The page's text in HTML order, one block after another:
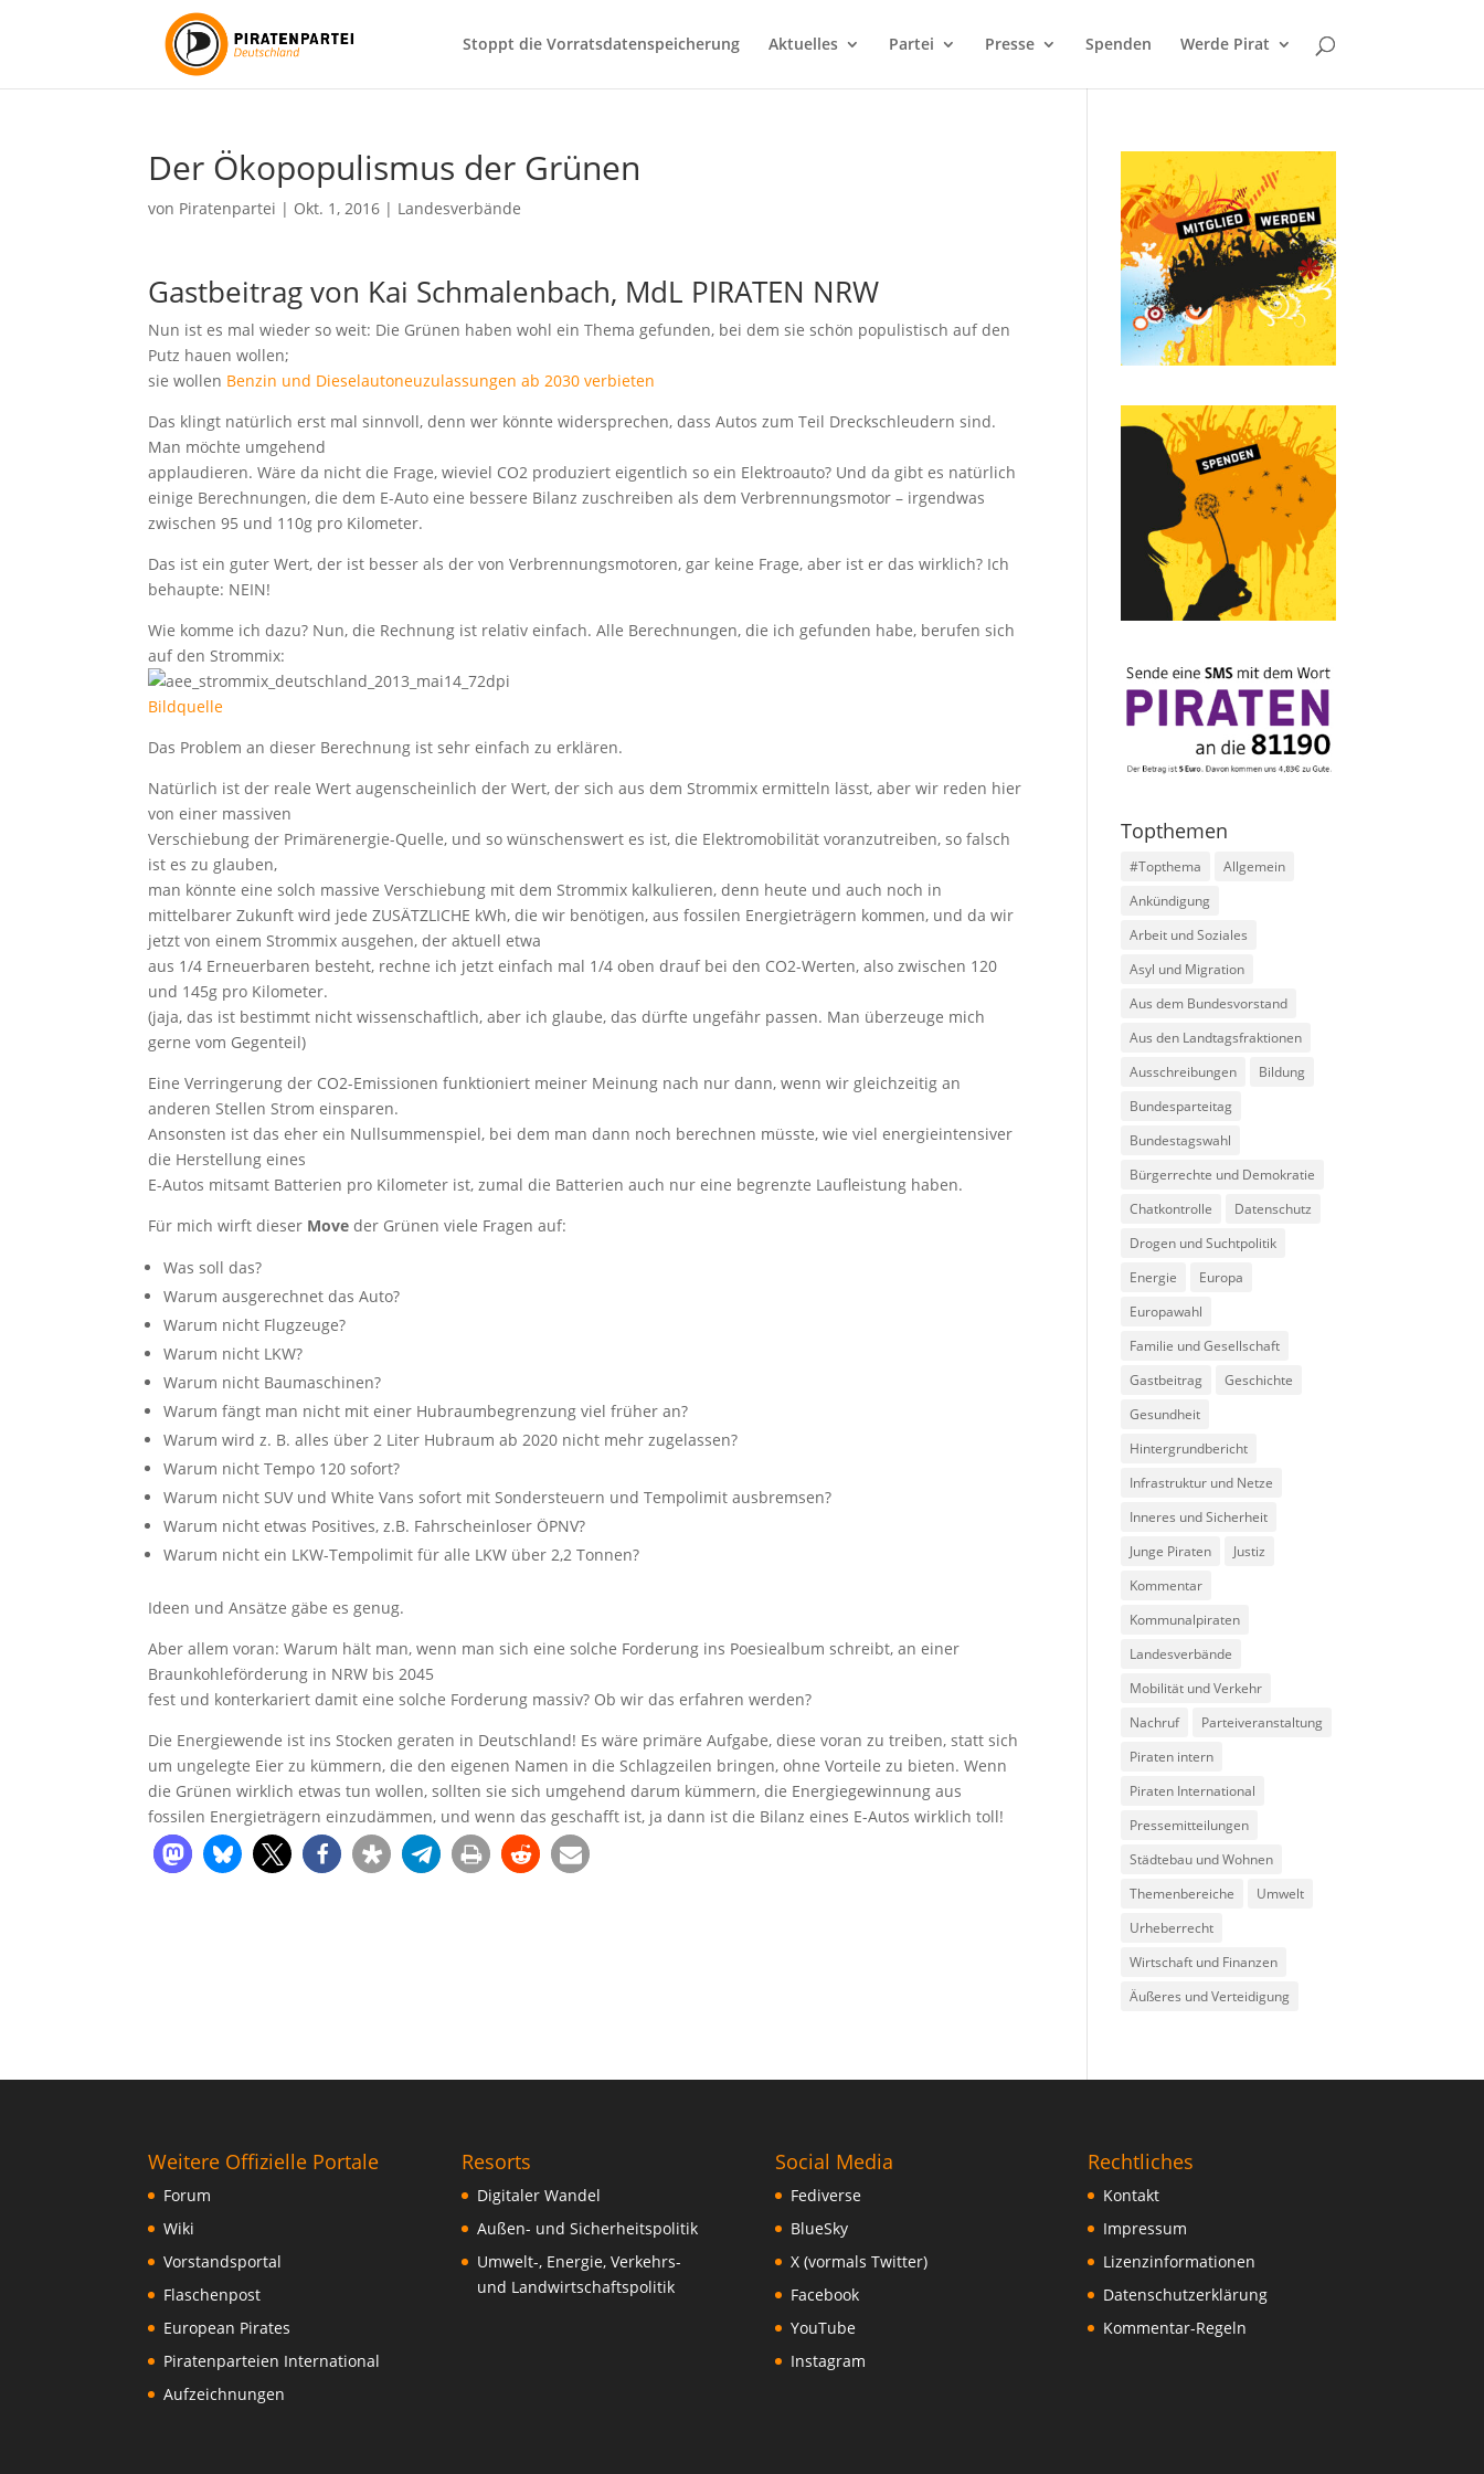
Stoppt die Vorratsdatenspeicherung Aktuelles Partei Presse Spenden Werde Pirat
Der Ökopopulismus der Grünen
von Piratenpartei | Okt. 1, 2016 | Landesverbände
Gastbeitrag von Kai Schmalenbach, MdL PIRATEN NRW
Nun ist es mal wieder so weit: Die Grünen haben wohl ein Thema gefunden, bei dem sie schön populistisch auf den
Putz hauen wollen;
sie wollen Benzin und Dieselautoneuzulassungen ab 2030 verbieten
Das klingt natürlich erst mal sinnvoll, denn wer könnte widersprechen, dass Autos zum Teil Dreckschleudern sind.
Man möchte umgehend
applaudieren. Wäre da nicht die Frage, wieviel CO2 produziert eigentlich so ein Elektroauto? Und da gibt es natürlich
einige Berechnungen, die dem E-Auto eine bessere Bilanz zuschreiben als dem Verbrennungsmotor – irgendwas
zwischen 95 und 110g pro Kilometer.
Das ist ein guter Wert, der ist besser als der von Verbrennungsmotoren, gar keine Frage, aber ist er das wirklich? Ich
behaupte: NEIN!
Wie komme ich dazu? Nun, die Rechnung ist relativ einfach. Alle Berechnungen, die ich gefunden habe, berufen sich
auf den Strommix:
Bildquelle
Das Problem an dieser Berechnung ist sehr einfach zu erklären.
Natürlich ist der reale Wert augenscheinlich der Wert, der sich aus dem Strommix ermitteln lässt, aber wir reden hier
von einer massiven
Verschiebung der Primärenergie-Quelle, und so wünschenswert es ist, die Elektromobilität voranzutreiben, so falsch
ist es zu glauben,
man könnte eine solch massive Verschiebung mit dem Strommix kalkulieren, denn heute und auch noch in
mittelbarer Zukunft wird jede ZUSÄTZLICHE kWh, die wir benötigen, aus fossilen Energieträgern kommen, und da wir
jetzt von einem Strommix ausgehen, der aktuell etwa
aus 1/4 Erneuerbaren besteht, rechne ich jetzt einfach mal 1/4 oben drauf bei den CO2-Werten, also zwischen 120
und 145g pro Kilometer.
(jaja, das ist bestimmt nicht wissenschaftlich, aber ich glaube, das dürfte ungefähr passen. Man überzeuge mich
gerne vom Gegenteil)
Eine Verringerung der CO2-Emissionen funktioniert meiner Meinung nach nur dann, wenn wir gleichzeitig an
anderen Stellen Strom einsparen.
Ansonsten ist das eher ein Nullsummenspiel, bei dem man dann noch berechnen müsste, wie viel energieintensiver
die Herstellung eines
E-Autos mitsamt Batterien pro Kilometer ist, zumal die Batterien auch nur eine begrenzte Laufleistung haben.
Für mich wirft dieser Move der Grünen viele Fragen auf:
Was soll das?
Warum ausgerechnet das Auto?
Warum nicht Flugzeuge?
Warum nicht LKW?
Warum nicht Baumaschinen?
Warum fängt man nicht mit einer Hubraumbegrenzung viel früher an?
Warum wird z. B. alles über 2 Liter Hubraum ab 2020 nicht mehr zugelassen?
Warum nicht Tempo 120 sofort?
Warum nicht SUV und White Vans sofort mit Sondersteuern und Tempolimit ausbremsen?
Warum nicht etwas Positives, z.B. Fahrscheinloser ÖPNV?
Warum nicht ein LKW-Tempolimit für alle LKW über 2,2 Tonnen?
Ideen und Ansätze gäbe es genug.
Aber allem voran: Warum hält man, wenn man sich eine solche Forderung ins Poesiealbum schreibt, an einer
Braunkohleförderung in NRW bis 2045
fest und konterkariert damit eine solche Forderung massiv? Ob wir das erfahren werden?
Die Energiewende ist ins Stocken geraten in Deutschland! Es wäre primäre Aufgabe, diese voran zu treiben, statt sich
um ungelegte Eier zu kümmern, die den eigenen Namen in die Schlagzeilen bringen, ohne Vorteile zu bieten. Wenn
die Grünen wirklich etwas tun wollen, sollten sie sich umgehend darum kümmern, die Energiegewinnung aus
fossilen Energieträgern einzudämmen, und wenn das geschafft ist, ja dann ist die Bilanz eines E-Autos wirklich toll!
Topthemen
#Topthema
Allgemein
Ankündigung
Arbeit und Soziales
Asyl und Migration
Aus dem Bundesvorstand
Aus den Landtagsfraktionen
Ausschreibungen
Bildung
Bundesparteitag
Bundestagswahl
Bürgerrechte und Demokratie
Chatkontrolle
Datenschutz
Drogen und Suchtpolitik
Energie
Europa
Europawahl
Familie und Gesellschaft
Gastbeitrag
Geschichte
Gesundheit
Hintergrundbericht
Infrastruktur und Netze
Inneres und Sicherheit
Junge Piraten
Justiz
Kommentar
Kommunalpiraten
Landesverbände
Mobilität und Verkehr
Nachruf
Parteiveranstaltung
Piraten intern
Piraten International
Pressemitteilungen
Städtebau und Wohnen
Themenbereiche
Umwelt
Urheberrecht
Wirtschaft und Finanzen
Äußeres und Verteidigung
Weitere Offizielle Portale
Forum
Wiki
Vorstandsportal
Flaschenpost
European Pirates
Piratenparteien International
Aufzeichnungen
Resorts
Digitaler Wandel
Außen- und Sicherheitspolitik
Umwelt-, Energie, Verkehrs-
und Landwirtschaftspolitik
Social Media
Fediverse
BlueSky
X (vormals Twitter)
Facebook
YouTube
Instagram
Rechtliches
Kontakt
Impressum
Lizenzinformationen
Datenschutzerklärung
Kommentar-Regeln